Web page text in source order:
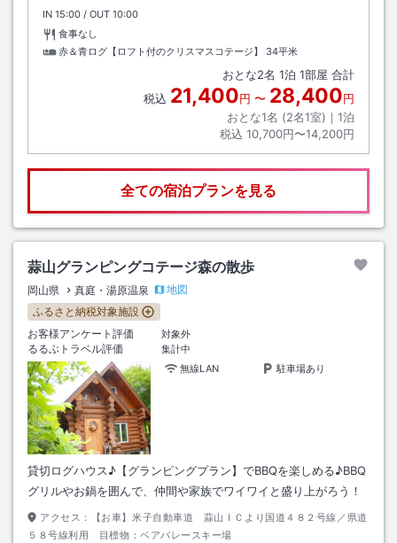
IN チェックイン
15:00 / OUT チェックアウト
10:00
食事なし
赤＆青ログ【ロフト付のクリスマスコテージ】
34平米
おとな2名 1泊 1部屋 合計
税込 21,400円 〜 28,400円
おとな1名 (2名1室)｜ 1泊
税込 10,700円〜14,200円
全ての宿泊プランを見る
蒜山グランピングコテージ森の散歩
岡山県 真庭・湯原温泉
地図
ふるさと納税対象施設
お客様アンケート評価
対象外
るるぶトラベル評価
集計中
無線LAN
駐車場あり
貸切ログハウス♪【グランピングプラン】でBBQを楽しめる♪BBQ
グリルやお鍋を囲んで、仲間や家族でワイワイと盛り上がろう！
アクセス：
【お車】米子自動車道 蒜山ＩＣより国道４８２号線／県道
５８号線利用 目標物：ベアバレースキー場